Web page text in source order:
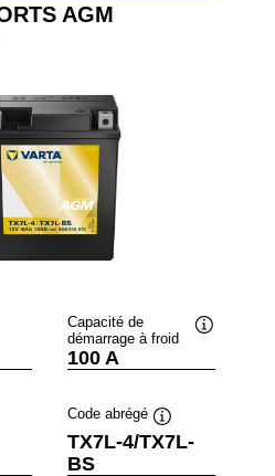
AGM
Capacité de
démarrage à froid
100 A
Code abrégé
Infobulle
TX7L-4/TX7L-
BS